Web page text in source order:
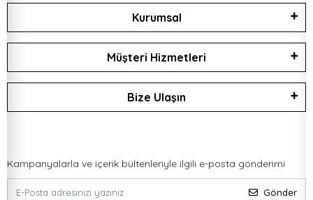
Kurumsal
Müşteri Hizmetleri
Bize Ulaşın
Kampanyalarla ve içerik bültenleriyle ilgili e-posta gönderimi
Gönder